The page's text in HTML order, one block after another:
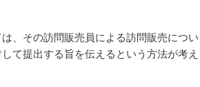
、その訪問販売員による訪問販売につい
て提出する旨を伝えるという方法が考え